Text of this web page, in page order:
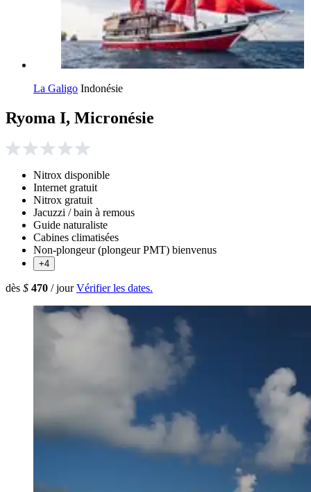
La Galigo Indonésie
Ryoma I, Micronésie
Nitrox disponible
Internet gratuit
Nitrox gratuit
Jacuzzi / bain à remous
Guide naturaliste
Cabines climatisées
Non-plongeur (plongeur PMT) bienvenus
+4
dès $ 470 / jour Vérifier les dates.